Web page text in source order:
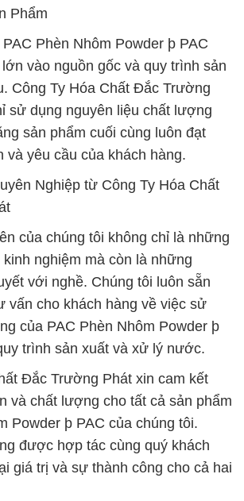
Phẩm
Phèn Nhôm Powder þ PAC
vào nguồn gốc và quy trình sản
Công Ty Hóa Chất Đắc Trường
sử dụng nguyên liệu chất lượng
sản phẩm cuối cùng luôn đạt
và yêu cầu của khách hàng.
Nghiệp từ Công Ty Hóa Chất
của chúng tôi không chỉ là những
nghiệm mà còn là những
với nghề. Chúng tôi luôn sẵn
vấn cho khách hàng về việc sử
của PAC Phèn Nhôm Powder þ
trình sản xuất và xử lý nước.
Đắc Trường Phát xin cam kết
và chất lượng cho tất cả sản phẩm
Powder þ PAC của chúng tôi.
được hợp tác cùng quý khách
giá trị và sự thành công cho cả hai